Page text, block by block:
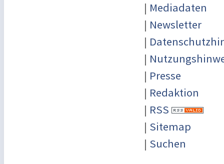
| Mediadaten
| Newsletter
|
|
| Presse
| Redaktion
| RSS
| Sitemap
| Suchen